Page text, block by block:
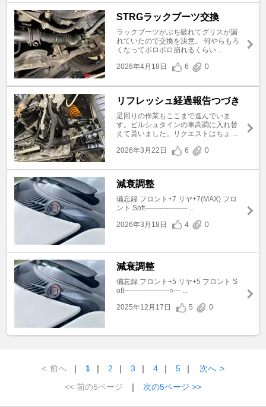
STRGラックブーツ交換
ラックブーツがぶち破れてグリスが漏
れていたので交換を決意。 何やらもろ
くなってボロボロ崩れるくらい ...
2026年4月18日
6 0
リフレッシュ経過報告つづき
足回りの作業もここまで進んでいま
す。ビルシュタインの車高調に入れ替
えて貰いました。リクエストはちょ ...
2026年3月22日
6 0
減衰調整
備忘録 フロント+7 リヤ+7(MAX) フロ
ント Soft------------------ ...
2026年3月18日
4 0
減衰調整
備忘録 フロント+5 リヤ+5 フロント S
oft-------------------○--- ...
2025年12月17日
5 0
< 前へ ｜ 1 ｜ 2 ｜ 3 ｜ 4 ｜ 5 ｜ 次へ >
<< 前の5ページ
｜ 次の5ページ >>